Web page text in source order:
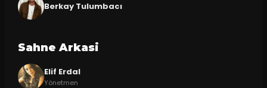
Berkay Tulumbacı
Sahne Arkasi
Elif Erdal
Yönetmen